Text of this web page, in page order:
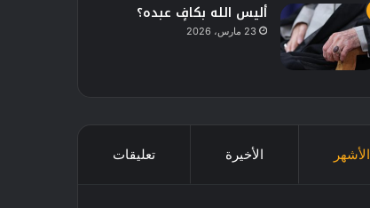
أليس الله بكافٍ عبده؟
23 مارس، 2026
الأشهر الأخيرة تعليقات